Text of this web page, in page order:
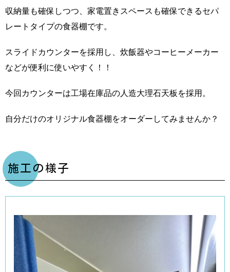
収納量も確保しつつ、家電置きスペースも確保できるセパ
レートタイプの食器棚です。
スライドカウンターを採用し、炊飯器やコーヒーメーカー
などが便利に使いやすく！！
今回カウンターは工場在庫品の人造大理石天板を採用。
自分だけのオリジナル食器棚をオーダーしてみませんか？
施工の様子